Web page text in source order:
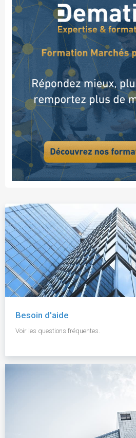
Besoin d'aide
Voir les questions fréquentes.